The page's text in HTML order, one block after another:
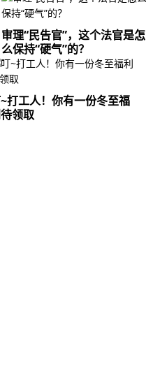
审理“民告官”，这个法官是怎
么保持“硬气”的？
打工人！你有一份冬至福
领取